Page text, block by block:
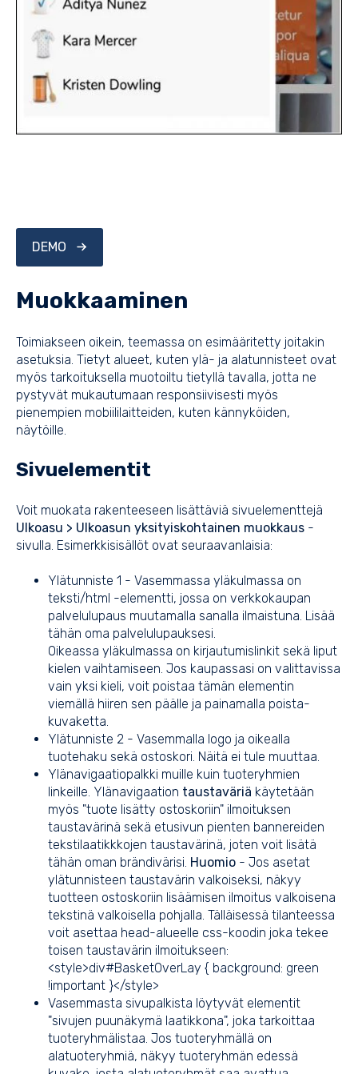
DEMO
Muokkaaminen
Toimiakseen oikein, teemassa on esimääritetty joitakin
asetuksia. Tietyt alueet, kuten ylä- ja alatunnisteet ovat
myös tarkoituksella muotoiltu tietyllä tavalla, jotta ne
pystyvät mukautumaan responsiivisesti myös
pienempien mobiililaitteiden, kuten kännyköiden,
näytöille.
Sivuelementit
Voit muokata rakenteeseen lisättäviä sivuelementtejä
Ulkoasu > Ulkoasun yksityiskohtainen muokkaus -
sivulla. Esimerkkisisällöt ovat seuraavanlaisia:
Ylätunniste 1 - Vasemmassa yläkulmassa on
teksti/html -elementti, jossa on verkkokaupan
palvelulupaus muutamalla sanalla ilmaistuna. Lisää
tähän oma palvelulupauksesi.
Oikeassa yläkulmassa on kirjautumislinkit sekä liput
kielen vaihtamiseen. Jos kaupassasi on valittavissa
vain yksi kieli, voit poistaa tämän elementin
viemällä hiiren sen päälle ja painamalla poista-
kuvaketta.
Ylätunniste 2 - Vasemmalla logo ja oikealla
tuotehaku sekä ostoskori. Näitä ei tule muuttaa.
Ylänavigaatiopalkki muille kuin tuoteryhmien
linkeille. Ylänavigaation taustaväriä käytetään
myös "tuote lisätty ostoskoriin" ilmoituksen
taustavärinä sekä etusivun pienten bannereiden
tekstilaatikkkojen taustavärinä, joten voit lisätä
tähän oman brändivärisi. Huomio - Jos asetat
ylätunnisteen taustavärin valkoiseksi, näkyy
tuotteen ostoskoriin lisäämisen ilmoitus valkoisena
tekstinä valkoisella pohjalla. Tälläisessä tilanteessa
voit asettaa head-alueelle css-koodin joka tekee
toisen taustavärin ilmoitukseen:
<style>div#BasketOverLay { background: green
!important }</style>
Vasemmasta sivupalkista löytyvät elementit
"sivujen puunäkymä laatikkona", joka tarkoittaa
tuoteryhmälistaa. Jos tuoteryhmällä on
alatuoteryhmiä, näkyy tuoteryhmän edessä